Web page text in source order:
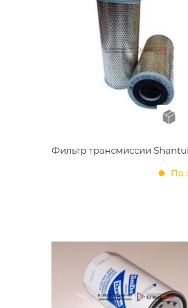
Фильтр трансмиссии Shantui
По